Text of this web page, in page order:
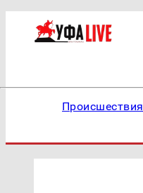
Происшествия